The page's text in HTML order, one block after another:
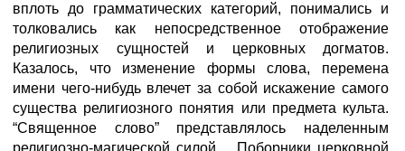
вплоть до грамматических категорий, понимались и
толковались как непосредственное отображение
религиозных сущностей и церковных догматов.
Казалось, что изменение формы слова, перемена
имени чего-нибудь влечет за собой искажение самого
существа религиозного понятия или предмета культа.
“Священное слово” представлялось наделенным
религиозно-магической силой. ...Поборники церковной